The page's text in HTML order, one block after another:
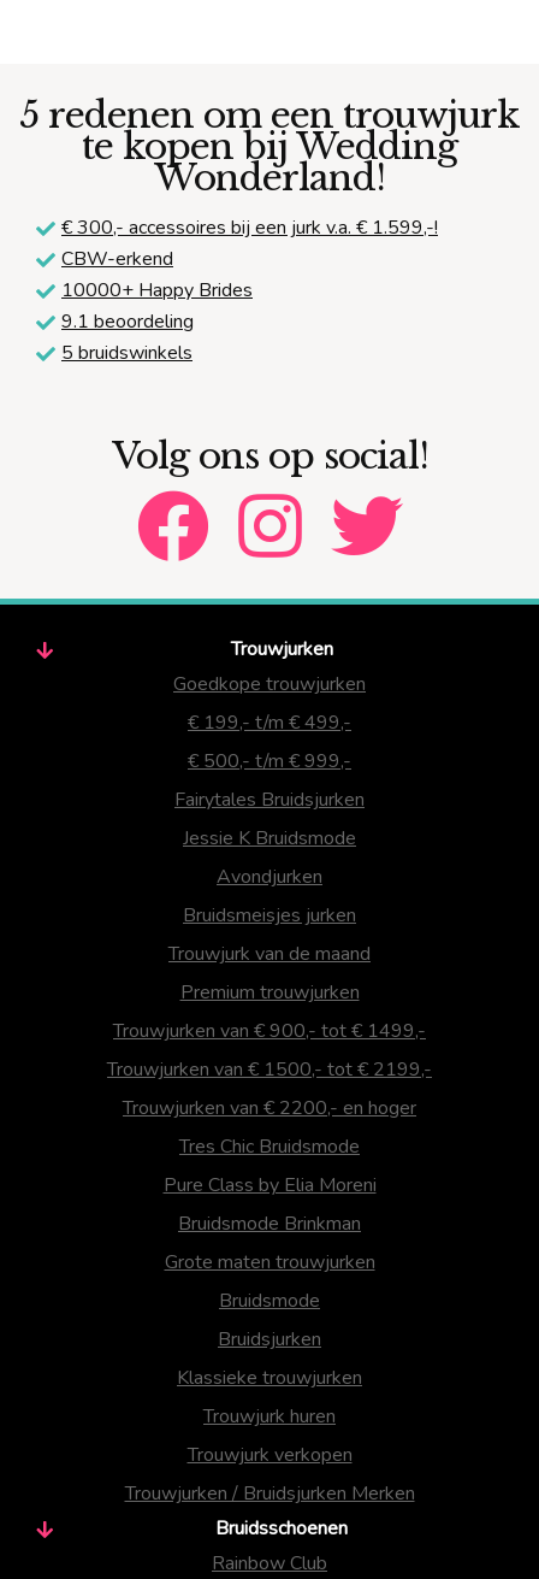
5 redenen om een trouwjurk
te kopen bij Wedding
Wonderland!
€ 300,- accessoires bij een jurk v.a. € 1.599,-!
CBW-erkend
10000+ Happy Brides
9.1 beoordeling
5 bruidswinkels
Volg ons op social!
Trouwjurken
Goedkope trouwjurken
€ 199,- t/m € 499,-
€ 500,- t/m € 999,-
Fairytales Bruidsjurken
Jessie K Bruidsmode
Avondjurken
Bruidsmeisjes jurken
Trouwjurk van de maand
Premium trouwjurken
Trouwjurken van € 900,- tot € 1499,-
Trouwjurken van € 1500,- tot € 2199,-
Trouwjurken van € 2200,- en hoger
Tres Chic Bruidsmode
Pure Class by Elia Moreni
Bruidsmode Brinkman
Grote maten trouwjurken
Bruidsmode
Bruidsjurken
Klassieke trouwjurken
Trouwjurk huren
Trouwjurk verkopen
Trouwjurken / Bruidsjurken Merken
Bruidsschoenen
Rainbow Club